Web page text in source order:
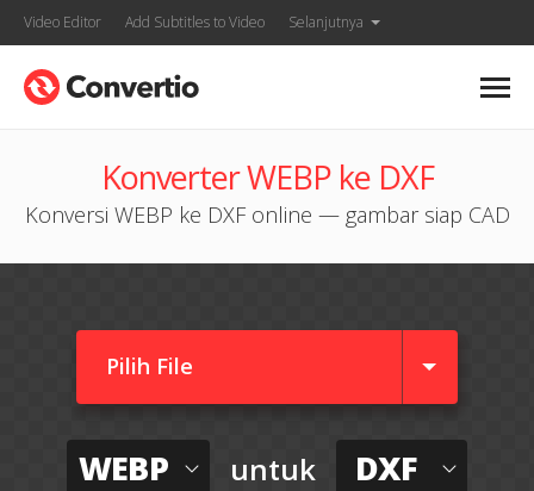
Video Editor Add Subtitles to Video Selanjutnya
Konverter WEBP ke DXF
Konversi WEBP ke DXF online — gambar siap CAD
Pilih File
WEBP untuk DXF